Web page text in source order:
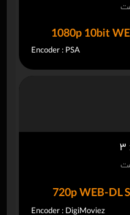
1080p 10bit
Encoder : PSA
720p WEB-DL
Encoder : DigiMoviez